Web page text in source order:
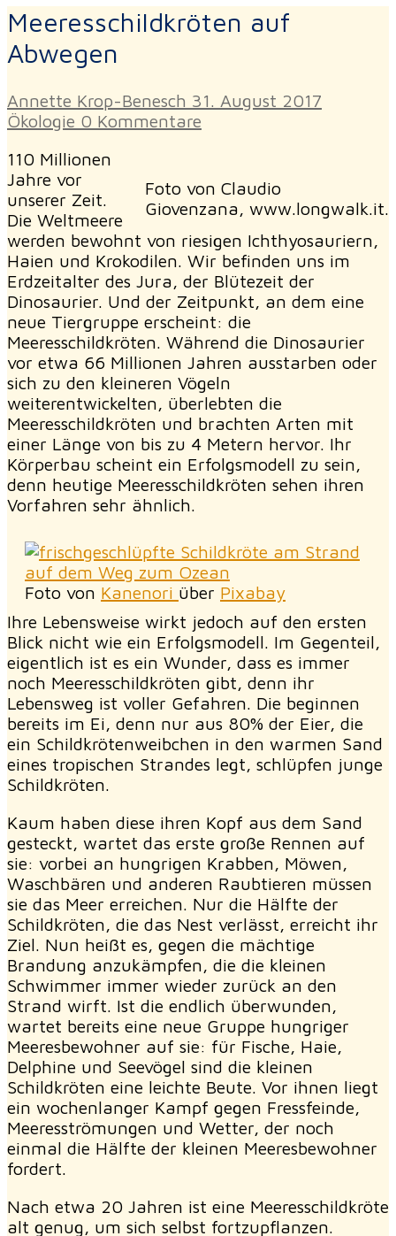
Meeresschildkröten auf
Abwegen
Annette Krop-Benesch 31. August 2017
Ökologie 0 Kommentare
Foto von Claudio
Giovenzana, www.longwalk.it.
110 Millionen
Jahre vor
unserer Zeit.
Die Weltmeere
werden bewohnt von riesigen Ichthyosauriern,
Haien und Krokodilen. Wir befinden uns im
Erdzeitalter des Jura, der Blütezeit der
Dinosaurier. Und der Zeitpunkt, an dem eine
neue Tiergruppe erscheint: die
Meeresschildkröten. Während die Dinosaurier
vor etwa 66 Millionen Jahren ausstarben oder
sich zu den kleineren Vögeln
weiterentwickelten, überlebten die
Meeresschildkröten und brachten Arten mit
einer Länge von bis zu 4 Metern hervor. Ihr
Körperbau scheint ein Erfolgsmodell zu sein,
denn heutige Meeresschildkröten sehen ihren
Vorfahren sehr ähnlich.
Foto von Kanenori über Pixabay
Ihre Lebensweise wirkt jedoch auf den ersten
Blick nicht wie ein Erfolgsmodell. Im Gegenteil,
eigentlich ist es ein Wunder, dass es immer
noch Meeresschildkröten gibt, denn ihr
Lebensweg ist voller Gefahren. Die beginnen
bereits im Ei, denn nur aus 80% der Eier, die
ein Schildkrötenweibchen in den warmen Sand
eines tropischen Strandes legt, schlüpfen junge
Schildkröten.
Kaum haben diese ihren Kopf aus dem Sand
gesteckt, wartet das erste große Rennen auf
sie: vorbei an hungrigen Krabben, Möwen,
Waschbären und anderen Raubtieren müssen
sie das Meer erreichen. Nur die Hälfte der
Schildkröten, die das Nest verlässt, erreicht ihr
Ziel. Nun heißt es, gegen die mächtige
Brandung anzukämpfen, die die kleinen
Schwimmer immer wieder zurück an den
Strand wirft. Ist die endlich überwunden,
wartet bereits eine neue Gruppe hungriger
Meeresbewohner auf sie: für Fische, Haie,
Delphine und Seevögel sind die kleinen
Schildkröten eine leichte Beute. Vor ihnen liegt
ein wochenlanger Kampf gegen Fressfeinde,
Meeresströmungen und Wetter, der noch
einmal die Hälfte der kleinen Meeresbewohner
fordert.
Nach etwa 20 Jahren ist eine Meeresschildkröte
alt genug, um sich selbst fortzupflanzen.